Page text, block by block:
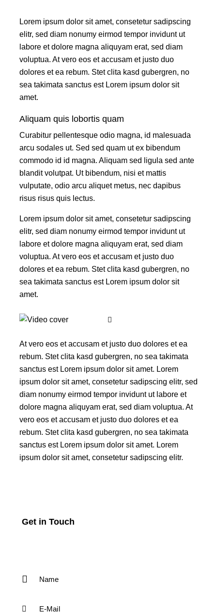
Lorem ipsum dolor sit amet, consetetur sadipscing
elitr, sed diam nonumy eirmod tempor invidunt ut
labore et dolore magna aliquyam erat, sed diam
voluptua. At vero eos et accusam et justo duo
dolores et ea rebum. Stet clita kasd gubergren, no
sea takimata sanctus est Lorem ipsum dolor sit
amet.
Aliquam quis lobortis quam
Curabitur pellentesque odio magna, id malesuada
arcu sodales ut. Sed sed quam ut ex bibendum
commodo id id magna. Aliquam sed ligula sed ante
blandit volutpat. Ut bibendum, nisi et mattis
vulputate, odio arcu aliquet metus, nec dapibus
risus risus quis lectus.
Lorem ipsum dolor sit amet, consetetur sadipscing
elitr, sed diam nonumy eirmod tempor invidunt ut
labore et dolore magna aliquyam erat, sed diam
voluptua. At vero eos et accusam et justo duo
dolores et ea rebum. Stet clita kasd gubergren, no
sea takimata sanctus est Lorem ipsum dolor sit
amet.
At vero eos et accusam et justo duo dolores et ea
rebum. Stet clita kasd gubergren, no sea takimata
sanctus est Lorem ipsum dolor sit amet. Lorem
ipsum dolor sit amet, consetetur sadipscing elitr, sed
diam nonumy eirmod tempor invidunt ut labore et
dolore magna aliquyam erat, sed diam voluptua. At
vero eos et accusam et justo duo dolores et ea
rebum. Stet clita kasd gubergren, no sea takimata
sanctus est Lorem ipsum dolor sit amet. Lorem
ipsum dolor sit amet, consetetur sadipscing elitr.
Get in Touch